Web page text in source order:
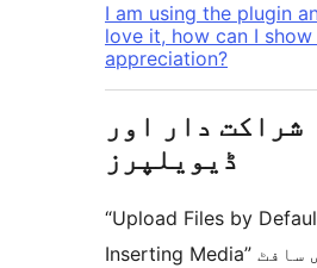
I am using the plugin
love it, how can I show
appreciation?
شراکت دار اور
ڈیویلپرز
“Upload Files by
Inserting Media” اوپن سورس سافٹ